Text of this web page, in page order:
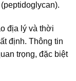
địa lý và thời
định. Thông tin
trọng, đặc biệt